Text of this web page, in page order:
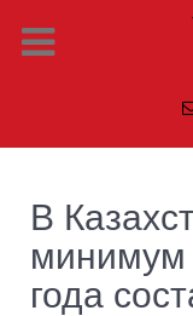
В
минимум
года